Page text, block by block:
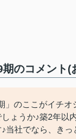
のコメント(
」のここがイチ
ょうか♪築2年以
当社でなら、き